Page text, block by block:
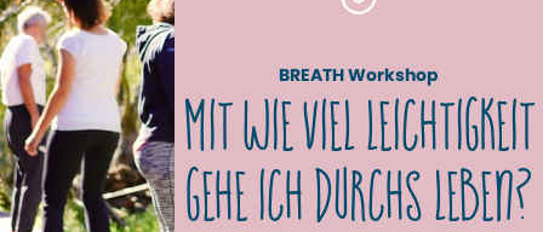
BREATH Workshop
MIT WIE VIEL LEICHTIGKEIT
GEHE ICH DURCHS LEBEN?